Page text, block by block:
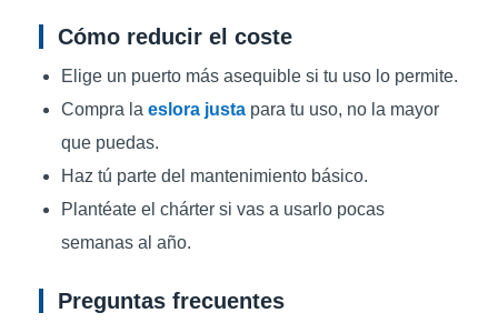
Cómo reducir el coste
Elige un puerto más asequible si tu uso lo permite.
Compra la eslora justa para tu uso, no la mayor
que puedas.
Haz tú parte del mantenimiento básico.
Plantéate el chárter si vas a usarlo pocas
semanas al año.
Preguntas frecuentes